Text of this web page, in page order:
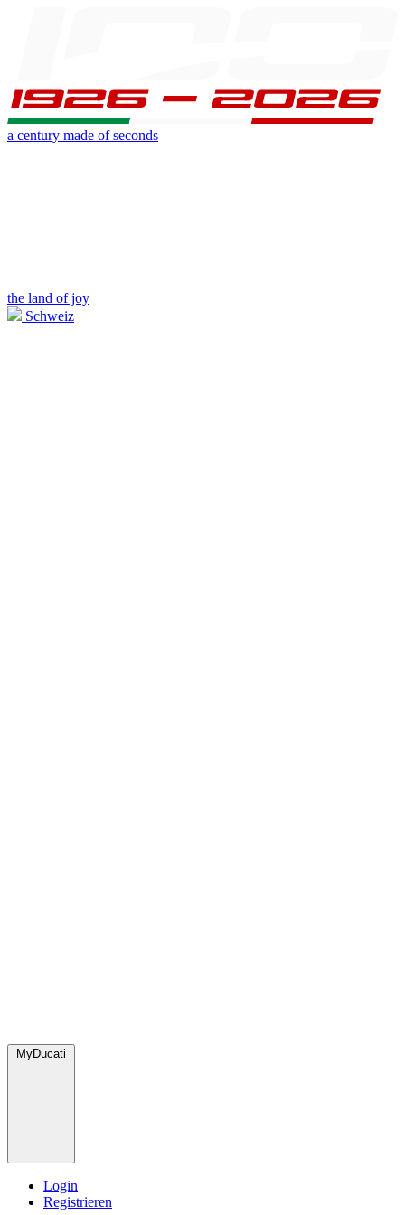
a century made of seconds
the land of joy
Schweiz
MyDucati
Login
Registrieren